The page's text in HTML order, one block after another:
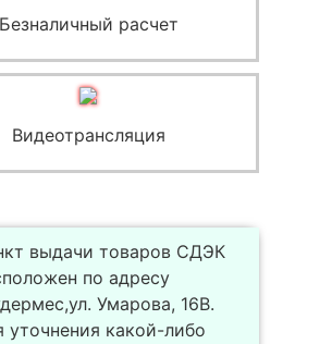
Безналичный расчет
Видеотрансляция
выдачи товаров СДЭК
по адресу
Умарова, 16В.
уточнения какой-либо